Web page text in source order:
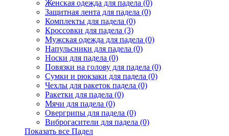
Женская одежда для падела (0)
Защитная лента для падела (0)
Комплекты для падела (0)
Кроссовки для падела (3)
Мужская одежда для падела (0)
Напульсники для падела (0)
Носки для падела (0)
Повязки на голову для падела (0)
Сумки и рюкзаки для падела (0)
Чехлы для ракеток падела (0)
Ракетки для падела (0)
Мячи для падела (0)
Овергрипы для падела (0)
Виброгасители для падела (0)
Показать все Падел